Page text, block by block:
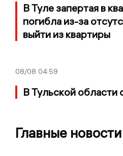
В Туле запертая в
погибла из-за
выйти из квартиры
08/08 04:59
В Тульской области
Главные новости